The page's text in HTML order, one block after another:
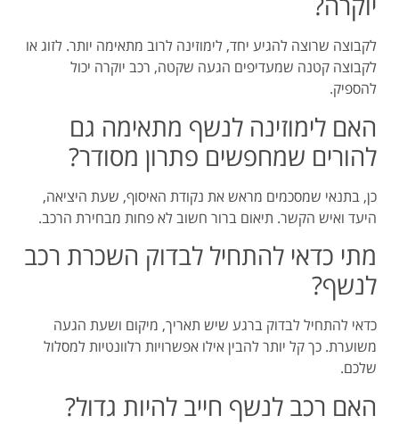
לקבוצה שרוצה להגיע יחד, לימוזינה לרוב מתאימה יותר. לזוג או
לקבוצה קטנה שמעדיפים הגעה שקטה, רכב יוקרה יכול
להספיק.
האם לימוזינה לנשף מתאימה גם
להורים שמחפשים פתרון מסודר?
כן, בתנאי שמסכמים מראש את נקודת האיסוף, שעת היציאה,
היעד ואיש הקשר. תיאום ברור חשוב לא פחות מבחירת הרכב.
מתי כדאי להתחיל לבדוק השכרת רכב
לנשף?
כדאי להתחיל לבדוק ברגע שיש תאריך, מיקום ושעת הגעה
משוערת. כך קל יותר להבין אילו אפשרויות רלוונטיות למסלול
שלכם.
האם רכב לנשף חייב להיות גדול?